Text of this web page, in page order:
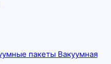
пакеты Вакуумная